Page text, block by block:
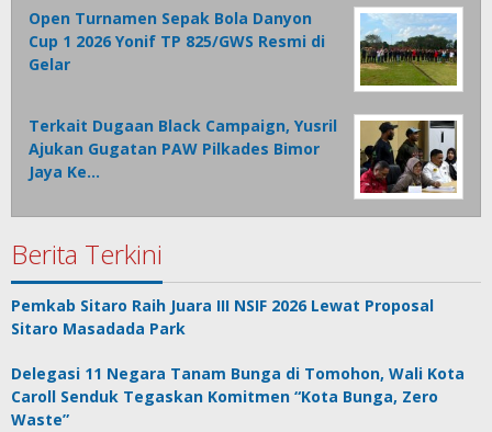
Open Turnamen Sepak Bola Danyon
Cup 1 2026 Yonif TP 825/GWS Resmi di
Gelar
Terkait Dugaan Black Campaign, Yusril
Ajukan Gugatan PAW Pilkades Bimor
Jaya Ke…
Berita Terkini
Pemkab Sitaro Raih Juara III NSIF 2026 Lewat Proposal
Sitaro Masadada Park
Delegasi 11 Negara Tanam Bunga di Tomohon, Wali Kota
Caroll Senduk Tegaskan Komitmen “Kota Bunga, Zero
Waste”